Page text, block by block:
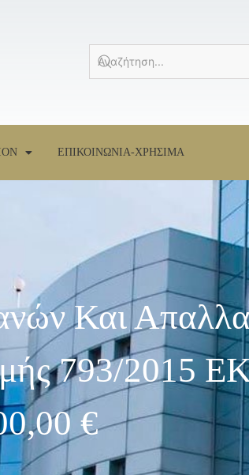
ΕΠΙΚΟΙΝΩΝΙΑ-ΧΡΗΣΙΜΑ
Και
793/2015
€